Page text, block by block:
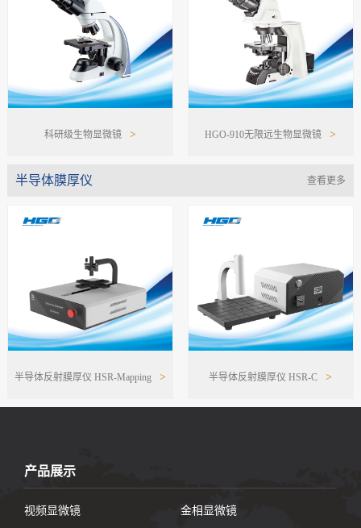
科研级生物显微镜 > HGO-910无限远生物显微镜 >
半导体膜厚仪 查看更多
半导体反射膜厚仪 HSR-Mapping > 半导体反射膜厚仪 HSR-C >
产品展示
视频显微镜 金相显微镜